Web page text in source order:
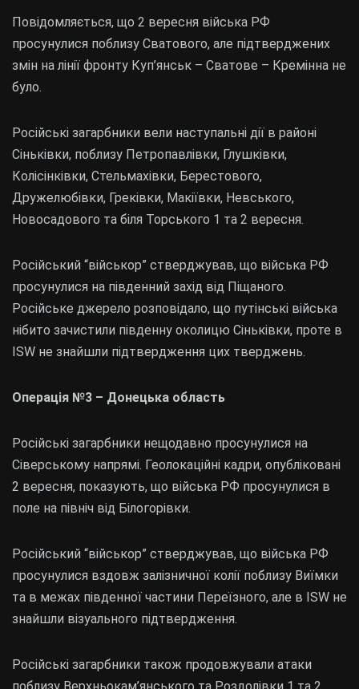
Повідомляється, що 2 вересня війська РФ
просунулися поблизу Сватового, але підтверджених
змін на лінії фронту Куп’янськ – Сватове – Кремінна не
було.
Російські загарбники вели наступальні дії в районі
Сіньківки, поблизу Петропавлівки, Глушківки,
Колісінківки, Стельмахівки, Берестового,
Дружелюбівки, Греківки, Макіївки, Невського,
Новосадового та біля Торського 1 та 2 вересня.
Російський “військор” стверджував, що війська РФ
просунулися на південний захід від Піщаного.
Російське джерело розповідало, що путінські війська
нібито зачистили південну околицю Сіньківки, проте в
ISW не знайшли підтвердження цих тверджень.
Операція №3 – Донецька область
Російські загарбники нещодавно просунулися на
Сіверському напрямі. Геолокаційні кадри, опубліковані
2 вересня, показують, що війська РФ просунулися в
поле на північ від Білогорівки.
Російський “військор” стверджував, що війська РФ
просунулися вздовж залізничної колії поблизу Виїмки
та в межах південної частини Переїзного, але в ISW не
знайшли візуального підтвердження.
Російські загарбники також продовжували атаки